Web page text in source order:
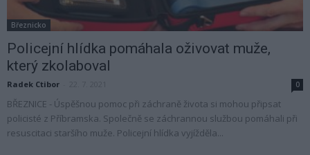
Březnicko
Policejní hlídka pomáhala oživovat muže,
který zkolaboval
Radek Ctibor 0
BŘEZNICE - Úspěšnou pomoc při záchraně života si mohou připsat
policisté z Příbramska. Společně se záchrannou službou pomáhali při
resuscitaci staršího muže. Policejní hlídka vyjížděla...